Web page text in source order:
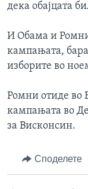
дека обајцата
И Обама и Ромни
кампањата,
изборите во
Ромни отиде во
кампањата во
за Висконсин.
Споделете